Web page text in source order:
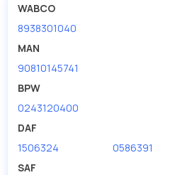
Длина [мм] 2
Шаг резьбы [мм] 2
WABCO
8938301040
MAN
90810145741
BPW
0243120400
DAF
1506324
0586391
SAF